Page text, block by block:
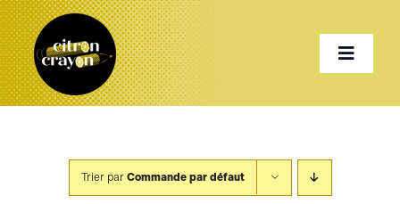
Passer
au
contenu
Toggle
Présentation
Trier par Commande par défaut